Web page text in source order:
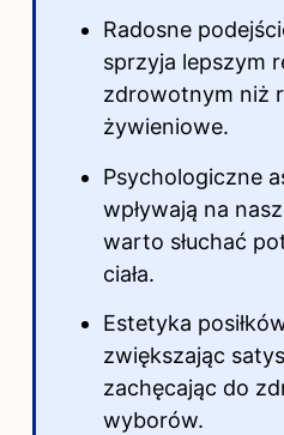
Radosne
sprzyja lepszym
zdrowotnym niż
żywieniowe.
Psychologiczne
wpływają na
warto słuchać
ciała.
Estetyka
zwiększając
zachęcając do
wyborów.